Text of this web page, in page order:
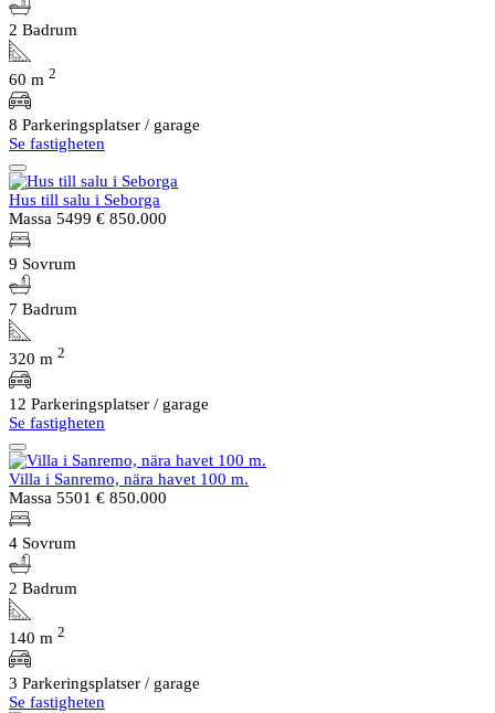
2 Badrum
60 m 2
8 Parkeringsplatser / garage
Se fastigheten
Hus till salu i Seborga
Massa 5499 € 850.000
9 Sovrum
7 Badrum
320 m 2
12 Parkeringsplatser / garage
Se fastigheten
Villa i Sanremo, nära havet 100 m.
Massa 5501 € 850.000
4 Sovrum
2 Badrum
140 m 2
3 Parkeringsplatser / garage
Se fastigheten